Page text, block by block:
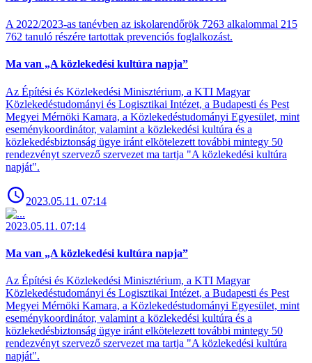
A 2022/2023-as tanévben az iskolarendőrök 7263 alkalommal 215
762 tanuló részére tartottak prevenciós foglalkozást.
Ma van „A közlekedési kultúra napja”
Az Építési és Közlekedési Minisztérium, a KTI Magyar
Közlekedéstudományi és Logisztikai Intézet, a Budapesti és Pest
Megyei Mérnöki Kamara, a Közlekedéstudományi Egyesület, mint
eseménykoordinátor, valamint a közlekedési kultúra és a
közlekedésbiztonság ügye iránt elkötelezett további mintegy 50
rendezvényt szervező szervezet ma tartja "A közlekedési kultúra
napját".
2023.05.11. 07:14
2023.05.11. 07:14
Ma van „A közlekedési kultúra napja”
Az Építési és Közlekedési Minisztérium, a KTI Magyar
Közlekedéstudományi és Logisztikai Intézet, a Budapesti és Pest
Megyei Mérnöki Kamara, a Közlekedéstudományi Egyesület, mint
eseménykoordinátor, valamint a közlekedési kultúra és a
közlekedésbiztonság ügye iránt elkötelezett további mintegy 50
rendezvényt szervező szervezet ma tartja "A közlekedési kultúra
napját".